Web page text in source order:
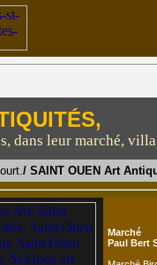
dans leur marché,
/ SAINT OUEN Art
Marché
Paul Bert